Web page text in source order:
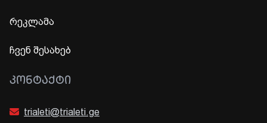
რეკლამა
ჩვენ შესახებ
ᲙᲝᲜᲢᲐᲥᲢᲘ
trialeti@trialeti.ge